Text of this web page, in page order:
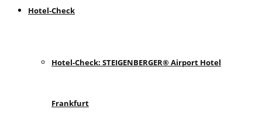
Hotel-Check
Hotel-Check: STEIGENBERGER® Airport Hotel
Frankfurt